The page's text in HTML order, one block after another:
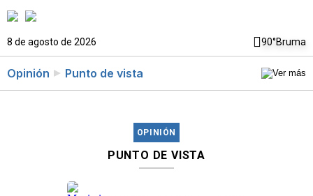
8 de agosto de 2026 90°Bruma
Opinión Punto de vista
OPINIÓN
PUNTO DE VISTA